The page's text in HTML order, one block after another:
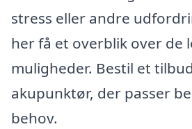
stress eller andre
her få et overblik over de
muligheder. Bestil et
akupunktør, der passer
behov.